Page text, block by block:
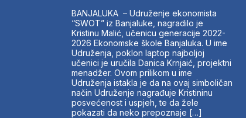
AKTIVNOSTI
SWOT INTERVJU
UČLANI SE
KONTAKT
BANJALUKA – Udruženje ekonomista
“SWOT” iz Banjaluke, nagradilo je
Kristinu Malić, učenicu generacije 2022-
2026 Ekonomske škole Banjaluka. U ime
Udruženja, poklon laptop najboljoj
učenici je uručila Danica Krnjaić, projektni
menadžer. Ovom prilikom u ime
Udruženja istakla je da na ovaj simboličan
način Udruženje nagrađuje Kristininu
posvećenost i uspjeh, te da žele
pokazati da neko prepoznaje […]